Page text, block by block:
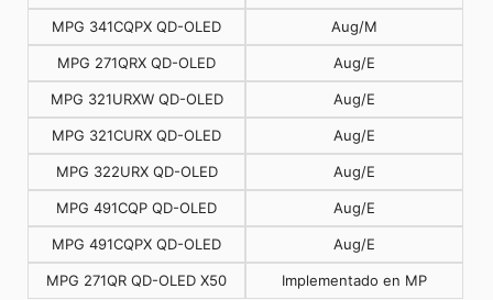
MPG 341CQPX QD-OLED Aug/M
MPG 271QRX QD-OLED Aug/E
MPG 321URXW QD-OLED Aug/E
MPG 321CURX QD-OLED Aug/E
MPG 322URX QD-OLED Aug/E
MPG 491CQP QD-OLED Aug/E
MPG 491CQPX QD-OLED Aug/E
MPG 271QR QD-OLED X50 Implementado en MP